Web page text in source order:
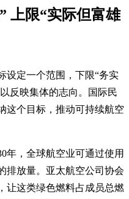
上限“实际但富雄
设定一个范围，下限“务实
反映集体的志向。国际民
这个目标，推动可持续航空
年，全球航空业可通过使用
排放量。亚太航空公司协会
让这类绿色燃料占成员总燃